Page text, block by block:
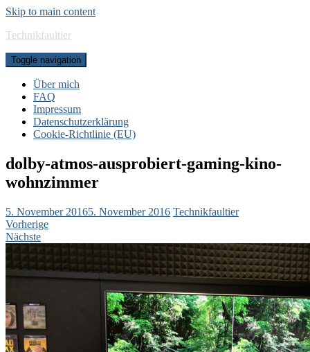
Skip to main content
Technikfaultier
Toggle navigation
Über mich
FAQ
Impressum
Datenschutzerklärung
Cookie-Richtlinie (EU)
dolby-atmos-ausprobiert-gaming-kino-
wohnzimmer
5. November 20165. November 2016 Technikfaultier
Vorherige
Nächste